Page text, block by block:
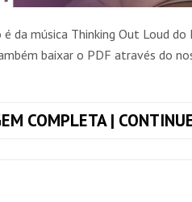
da música Thinking Out Loud do
baixar o PDF através do
COMPLETA |